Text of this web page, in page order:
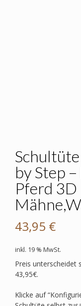
by Step
Pferd 3D
43,95 €
inkl. 19 % MwSt.
Preis unterscheidet
43,95€.
Klicke auf